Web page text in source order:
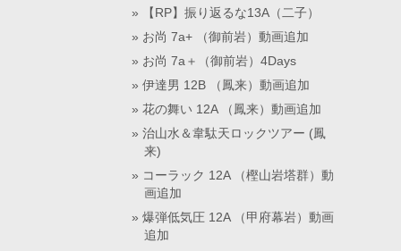
【RP】振り返るな13A（二子）
お尚 7a+ （御前岩）動画追加
お尚 7a＋（御前岩）4Days
伊達男 12B （鳳来）動画追加
花の舞い 12A （鳳来）動画追加
治山水＆韋駄天ロックツアー (鳳
来)
コーラック 12A （樫山岩塔群）動
画追加
爆弾低気圧 12A （甲府幕岩）動画
追加